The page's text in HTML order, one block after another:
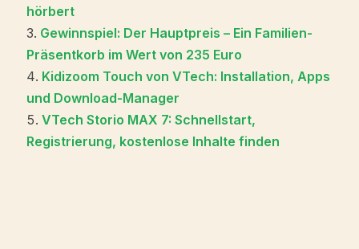
hörbert
Gewinnspiel: Der Hauptpreis – Ein Familien-
Präsentkorb im Wert von 235 Euro
Kidizoom Touch von VTech: Installation, Apps
und Download-Manager
VTech Storio MAX 7: Schnellstart,
Registrierung, kostenlose Inhalte finden